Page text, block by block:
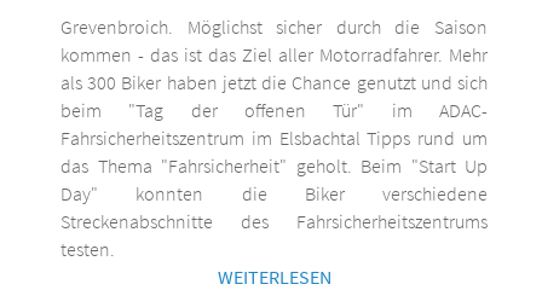
Grevenbroich. Möglichst sicher durch die Saison
kommen - das ist das Ziel aller Motorradfahrer. Mehr
als 300 Biker haben jetzt die Chance genutzt und sich
beim "Tag der offenen Tür" im ADAC-
Fahrsicherheitszentrum im Elsbachtal Tipps rund um
das Thema "Fahrsicherheit" geholt. Beim "Start Up
Day" konnten die Biker verschiedene
Streckenabschnitte des Fahrsicherheitszentrums
testen.
WEITERLESEN